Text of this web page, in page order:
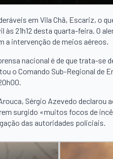
em Vila Chã, Escariz, o
21h12 desta quarta-feira. O
a intervenção de meios aéreos.
nacional é de que trata-
o Comando Sub-Regional de
Sérgio Azevedo declarou
surgido «muitos focos de
das autoridades policiais.